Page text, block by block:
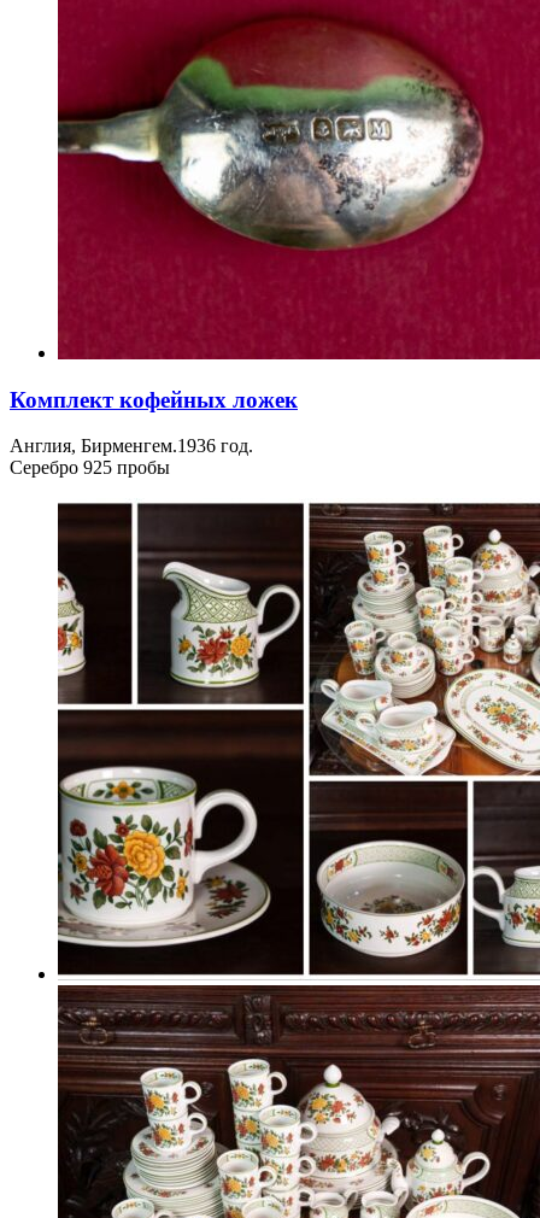
Комплект кофейных ложек
Англия, Бирменгем.1936 год.
Серебро 925 пробы